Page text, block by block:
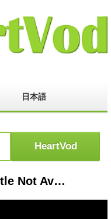
日本語
HeartVod : Video Title Not Available